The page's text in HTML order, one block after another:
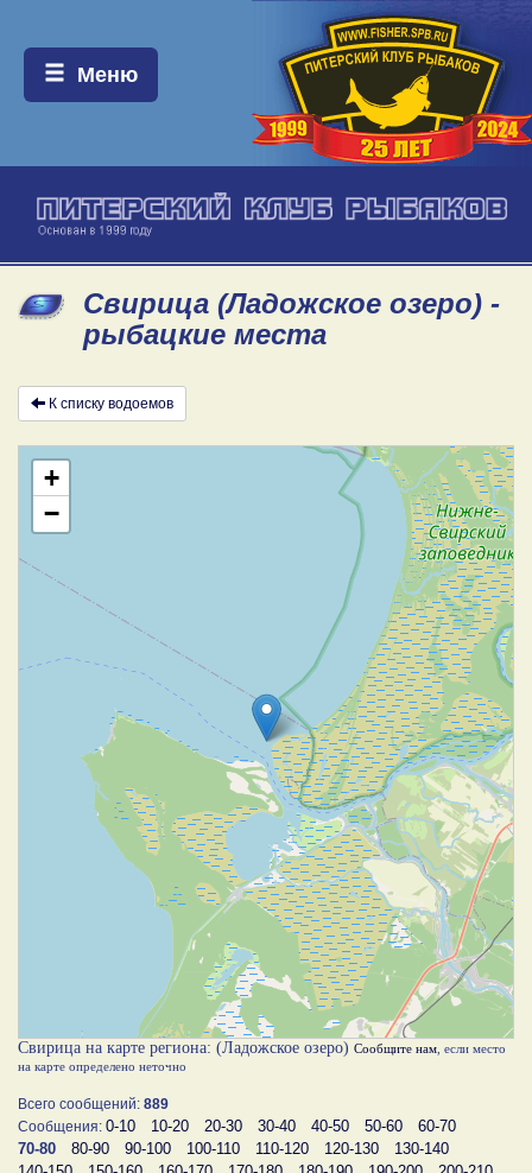
Меню:
Меню
Свирица (Ладожское озеро) -
рыбацкие места
К списку водоемов
+
−
Свирица на карте региона: (Ладожское озеро) Сообщите нам , если место
на карте определено неточно
Всего сообщений: 889
Сообщения: 0-10 10-20 20-30 30-40 40-50 50-60
60-70
70-80
80-90 90-100 100-110 110-120 120-130
130-140